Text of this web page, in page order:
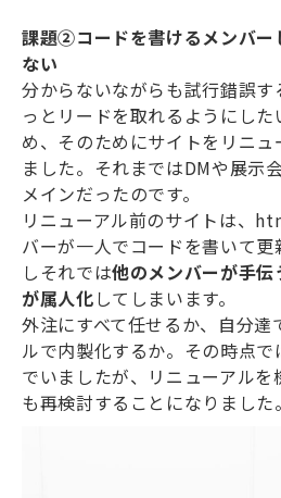
課題②コードを書けるメンバー
ない
分からないながらも試行錯誤
っとリードを取れるようにし
め、そのためにサイトをリニュ
ました。それまではDMや展示
メインだったのです。
リニューアル前のサイトは、
バーが一人でコードを書いて
しそれでは他のメンバーが手
が属人化してしまいます。
外注にすべて任せるか、自分達
ルで内製化するか。その時点
でいましたが、リニューアル
も再検討することになりました。